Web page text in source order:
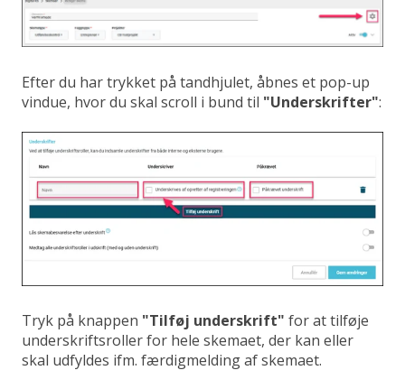
Efter du har trykket på tandhjulet, åbnes et pop-up
vindue, hvor du skal scroll i bund til "Underskrifter":
Tryk på knappen "Tilføj underskrift" for at tilføje
underskriftsroller for hele skemaet, der kan eller
skal udfyldes ifm. færdigmelding af skemaet.